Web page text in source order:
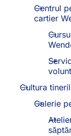
Centrul
cartier
Cultura
Galerie